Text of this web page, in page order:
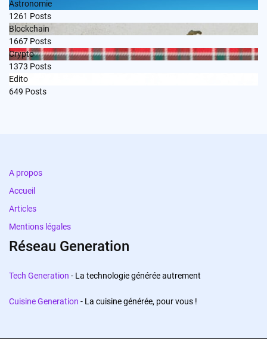
Astronomie
1261 Posts
Blockchain
1667 Posts
Crypto
1373 Posts
Edito
649 Posts
A propos
Accueil
Articles
Mentions légales
Réseau Generation
Tech Generation - La technologie générée autrement
Cuisine Generation - La cuisine générée, pour vous !